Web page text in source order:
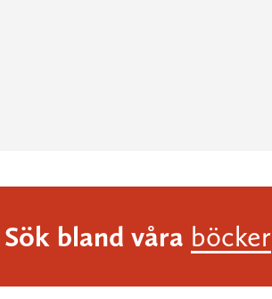
Sök bland våra böcker